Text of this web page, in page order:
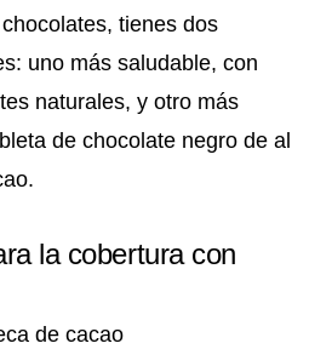
tienes dos
uno más saludable, con
naturales, y otro más
de chocolate negro de al
la cobertura con
de cacao